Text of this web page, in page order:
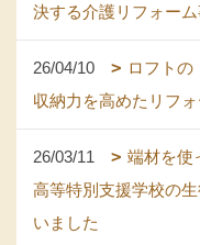
決する介護リフォー
26/04/10
ロフトの
収納力を高めたリフ
26/03/11
端材を使
高等特別支援学校の
いました